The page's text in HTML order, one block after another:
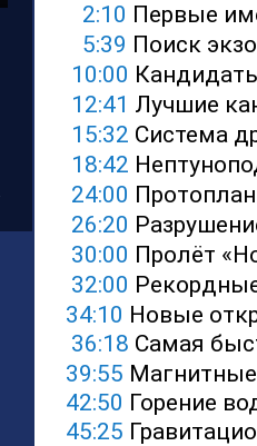
2:10 Первые
5:39 Поиск
10:00
12:41 Лучшие
15:32 Система
18:42
24:00
26:20
30:00 Пролёт
32:00
34:10 Новые
36:18 Самая
39:55 Магнитные
42:50 Горение
45:25